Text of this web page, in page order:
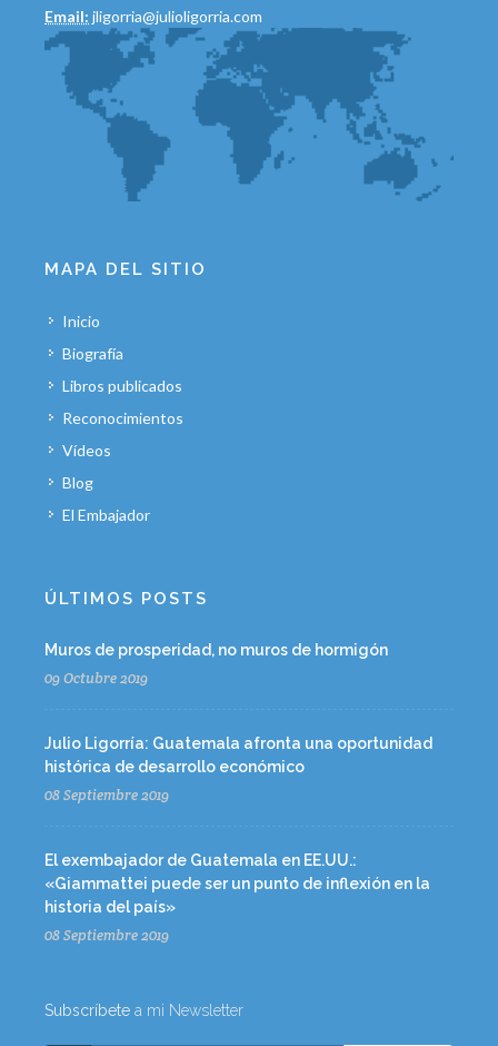
Email: jligorria@julioligorria.com
MAPA DEL SITIO
Inicio
Biografía
Libros publicados
Reconocimientos
Vídeos
Blog
El Embajador
ÚLTIMOS POSTS
Muros de prosperidad, no muros de hormigón
09 Octubre 2019
Julio Ligorría: Guatemala afronta una oportunidad
histórica de desarrollo económico
08 Septiembre 2019
El exembajador de Guatemala en EE.UU.:
«Giammattei puede ser un punto de inflexión en la
historia del país»
08 Septiembre 2019
Subscríbete a mi Newsletter